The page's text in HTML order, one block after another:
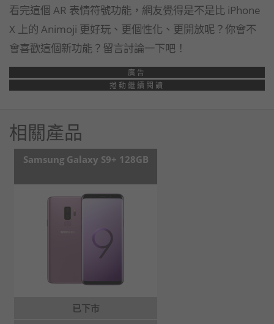
看完這個 AR 表情符號功能，網友覺得是不是比 iPhone
X 上的 Animoji 更好玩、更個性化、更開放呢？你會不
會喜歡這個新功能？留言討論一下吧！
廣告
捲動繼續閱讀
相關產品
Samsung Galaxy S9+ 128GB
已下市